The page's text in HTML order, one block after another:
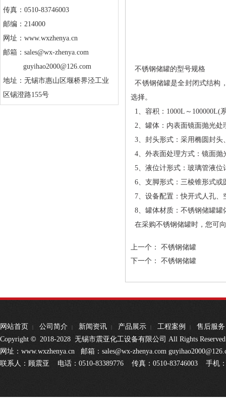
传真：0510-83746003
邮编：214000
网址：www.wxzhenya.cn
邮箱：sales@wx-zhenya.com
guyihao2000@126.com
地址：无锡市惠山区堰桥界泾工业
区锡澄路155号
不锈钢储罐的型号规格
不锈钢储罐是全封闭式结构
选择。
1、容积：1000L～100000L(
2、罐体：内表面镜面抛光处
3、封头形式：采用椭圆封头
4、外表面处理方式：镜面抛
5、液位计形式：玻璃管液
6、支脚形式：三棱锥形式或
7、设备配置：快开式人孔
8、罐体材质：不锈钢储罐罐
在采购不锈钢储罐时，您可
上一个： 不锈钢储罐
下一个： 不锈钢储罐
网站首页 | 公司简介 | 新闻资讯 | 产品展示 | 工程案例 |
售后服务
Copyright © 2018-2028 无锡市震亚化工设备有限公司 All Rights
网址：www.wxzhenya.cn
邮箱：sales@wx-zhenya.com
联系人：顾震亚 电话：0510-83389776 传真：0510-83746003 手机